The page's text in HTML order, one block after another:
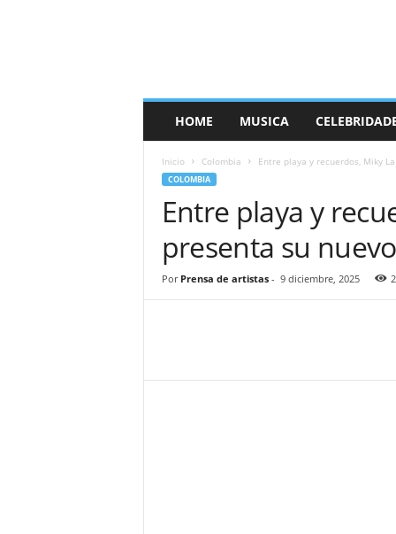
a
HOME MUSICA
Inicio Colombia Entre playa y recuerdos, Miky
COLOMBIA
Entre playa y
presenta su nuevo
Por Prensa de artistas- 9 diciembre, 2025